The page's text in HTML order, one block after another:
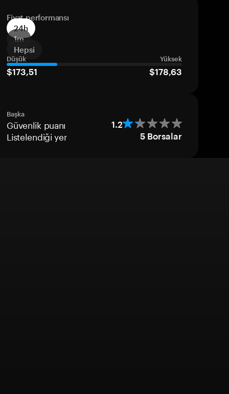
Fiyat performansı
24h
1m
Hepsi
Düşük Yüksek
$173,51 $178,63
Başka
Güvenlik puanı 1.2
Listelendiği yer 5 Borsalar